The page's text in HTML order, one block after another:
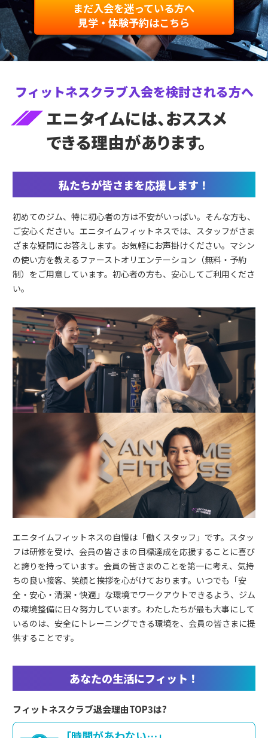
まだ入会を迷っている方へ
見学・体験予約はこちら
フィットネスクラブ入会を検討される方へ
エニタイムには、おススメ
できる理由があります。
私たちが皆さまを応援します！
初めてのジム、特に初心者の方は不安がいっぱい。そんな方も、
ご安心ください。エニタイムフィットネスでは、スタッフがさま
ざまな疑問にお答えします。お気軽にお声掛けください。マシン
の使い方を教えるファーストオリエンテーション（無料・予約
制）をご用意しています。初心者の方も、安心してご利用くださ
い。
エニタイムフィットネスの自慢は「働くスタッフ」です。スタッ
フは研修を受け、会員の皆さまの目標達成を応援することに喜び
と誇りを持っています。会員の皆さまのことを第一に考え、気持
ちの良い接客、笑顔と挨拶を心がけております。いつでも「安
全・安心・清潔・快適」な環境でワークアウトできるよう、ジム
の環境整備に日々努力しています。わたしたちが最も大事にして
いるのは、安全にトレーニングできる環境を、会員の皆さまに提
供することです。
あなたの生活にフィット！
フィットネスクラブ退会理由TOP3は?